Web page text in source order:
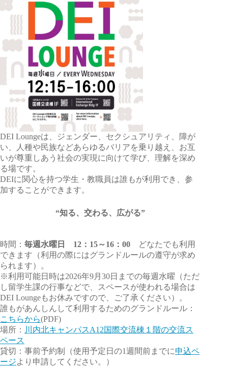
DEI Loungeは、ジェンダー、セクシュアリティ、障が
い、人種や民族などあらゆるバリアを乗り越え、お互
いが尊重しあう社会の実現に向けて学び、理解を深め
る場です。
DEIに関心を持つ学生・教職員は誰もが利用でき、参
加することができます。
“知る、交わる、広がる”
時間： 毎週水曜日 12：15～16：00 どなたでも利用
できます（利用の際にはグランドルールの遵守が求め
られます）。
※利用可能日時は2026年9月30日までの毎週水曜（ただ
し留学生課の行事などで、スペースが使われる場合は
DEI Loungeもお休みですので、ご了承ください）。
誰もがあんしんして利用するためのグランドルール：
こちらから(PDF)
場所： 川内北キャンパスA12国際交流棟１階の交流ス
ペース
貸切：事前予約制（使用予定日の1週間前までに申込ペ
ージより申請してください。）